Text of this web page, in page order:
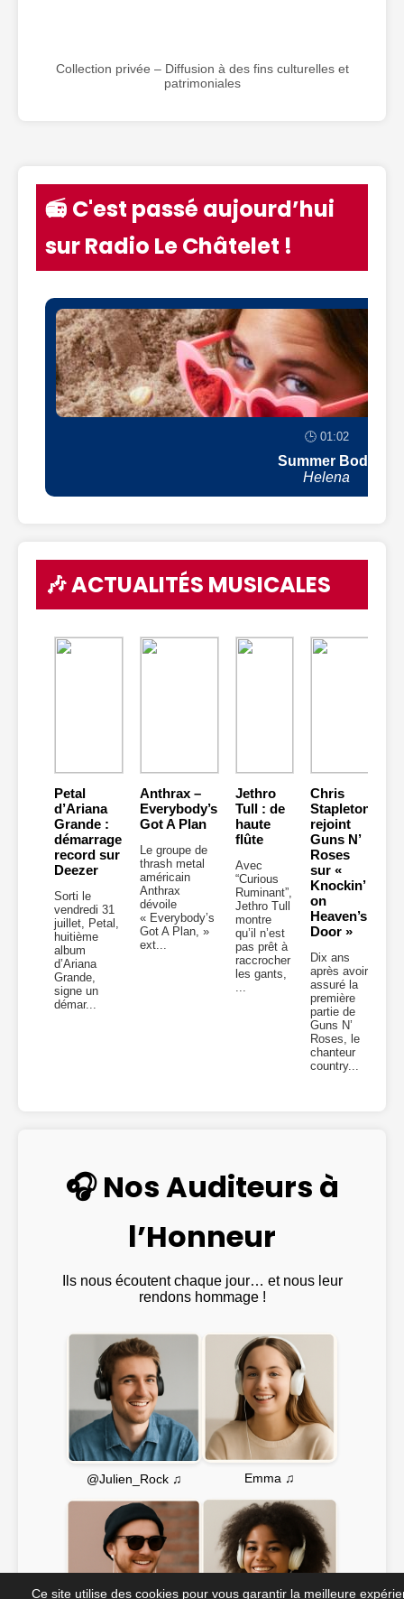
Collection privée – Diffusion à des fins culturelles et
patrimoniales
📻 C'est passé aujourd’hui
sur Radio Le Châtelet !
🕒 01:02
Summer Body
Helena
🎶 ACTUALITÉS MUSICALES
Petal
d’Ariana
Grande :
démarrage
record sur
Deezer
Sorti le
vendredi 31
juillet, Petal,
huitième
album
d’Ariana
Grande,
signe un
démar...
Anthrax –
Everybody’s
Got A Plan
Le groupe de
thrash metal
américain
Anthrax
dévoile
« Everybody’s
Got A Plan, »
ext...
Jethro
Tull : de
haute
flûte
Avec
“Curious
Ruminant”,
Jethro Tull
montre
qu’il n’est
pas prêt à
raccrocher
les gants,
...
Chris
Stapleton
rejoint
Guns N’
Roses
sur «
Knockin’
on
Heaven’s
Door »
Dix ans
après avoir
assuré la
première
partie de
Guns N’
Roses, le
chanteur
country...
🎧 Nos Auditeurs à
l’Honneur
Ils nous écoutent chaque jour… et nous leur
rendons hommage !
@Julien_Rock ♫ Emma ♫
Ce site utilise des cookies pour vous garantir la meilleure